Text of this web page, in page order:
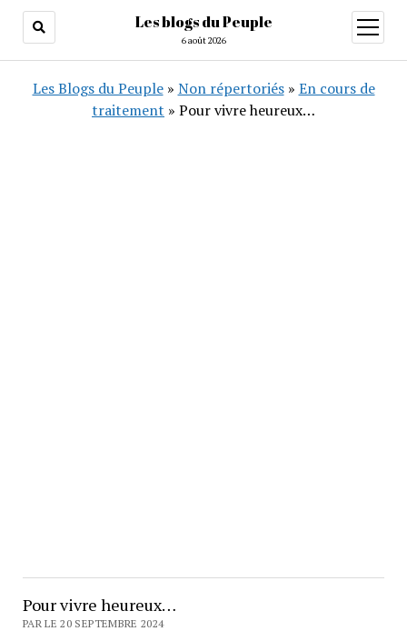
Les blogs du Peuple
6 août 2026
ouvrir
menu
Les Blogs du Peuple» Non répertoriés» En cours de
traitement » Pour vivre heureux…
Pour vivre heureux…
PAR LE 20 SEPTEMBRE 2024